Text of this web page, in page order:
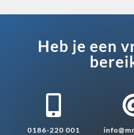
Heb je een

0186-220 001